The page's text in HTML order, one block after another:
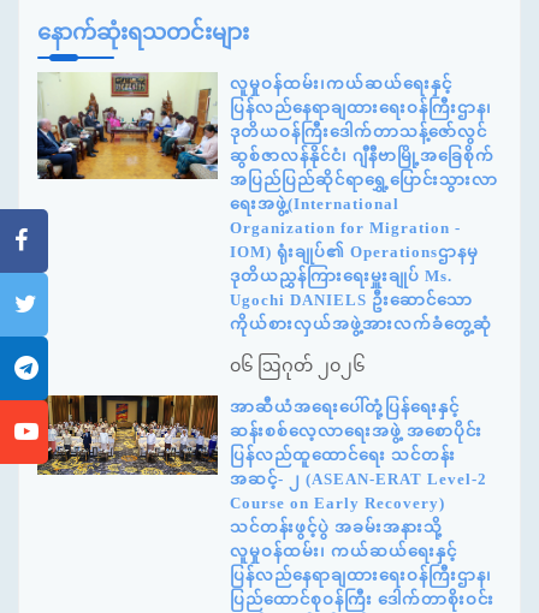
နောက်ဆုံးရသတင်းများ
လူမှုဝန်ထမ်း၊ကယ်ဆယ်ရေးနှင့်
ပြန်လည်နေရာချထားရေးဝန်ကြီးဌာန၊
ဒုတိယဝန်ကြီးဒေါက်တာသန့်ဇော်လွင်
ဆွစ်ဇာလန်နိုင်ငံ၊ ဂျီနီဗာမြို့အခြေစိုက်
အပြည်ပြည်ဆိုင်ရာရွှေ့ပြောင်းသွားလာ
ရေးအဖွဲ့(International
Organization for Migration -
IOM) ရုံးချုပ်၏ Operationsဌာနမှ
ဒုတိယညွှန်ကြားရေးမှူးချုပ် Ms.
Ugochi DANIELS ဦးဆောင်သော
ကိုယ်စားလှယ်အဖွဲ့အားလက်ခံတွေ့ဆုံ
၀၆ ဩဂုတ် ၂၀၂၆
အာဆီယံအရေးပေါ်တုံ့ပြန်ရေးနှင့်
ဆန်းစစ်လေ့လာရေးအဖွဲ့ အစောပိုင်း
ပြန်လည်ထူထောင်ရေး သင်တန်း
အဆင့်- ၂ (ASEAN-ERAT Level-2
Course on Early Recovery)
သင်တန်းဖွင့်ပွဲ အခမ်းအနားသို့
လူမှုဝန်ထမ်း၊ ကယ်ဆယ်ရေးနှင့်
ပြန်လည်နေရာချထားရေးဝန်ကြီးဌာန၊
ပြည်ထောင်စုဝန်ကြီး ဒေါက်တာစိုးဝင်း